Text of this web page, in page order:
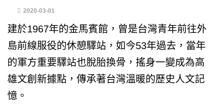
2020-03-01
建於1967年的金馬賓館，曾是台灣青年前往外
島前線服役的休憩驛站，如今53年過去，當年
的軍方重要驛站也脫胎換骨，搖身一變成為高
雄文創新據點，傳承著台灣溫暖的歷史人文記
憶。